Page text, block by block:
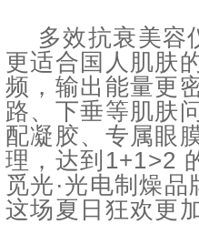
多效抗衰美容
更适合国人肌肤
频，输出能量更
路、下垂等肌肤
配凝胶、专属眼
理，达到1+1>2
觅光·光电制燥
这场夏日狂欢更